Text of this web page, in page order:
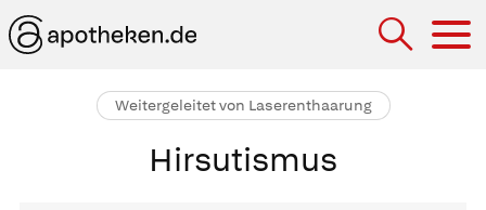
Weitergeleitet von Laserenthaarung
Hirsutismus